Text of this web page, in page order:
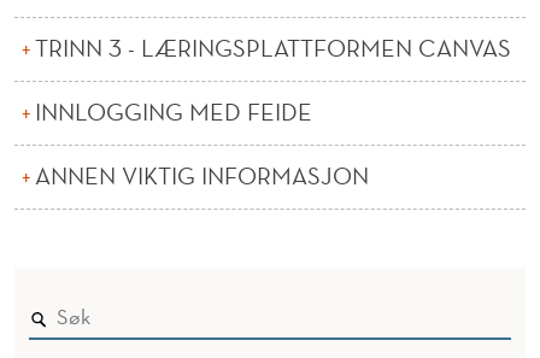
U
TRINN 3 - LÆRINGSPLATTFORMEN CANVAS
INNLOGGING MED FEIDE
ANNEN VIKTIG INFORMASJON